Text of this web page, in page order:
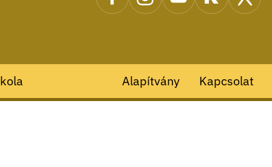
Alapítvány Kapcsolat